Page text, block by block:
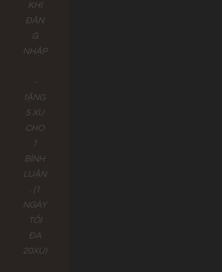
KHI
ĐĂN
G
NHẬP
-
tẶNG
5 XU
CHO
1
BÌNH
LUẬN
. (1
NGÀY
TỐI
ĐA
20XU)